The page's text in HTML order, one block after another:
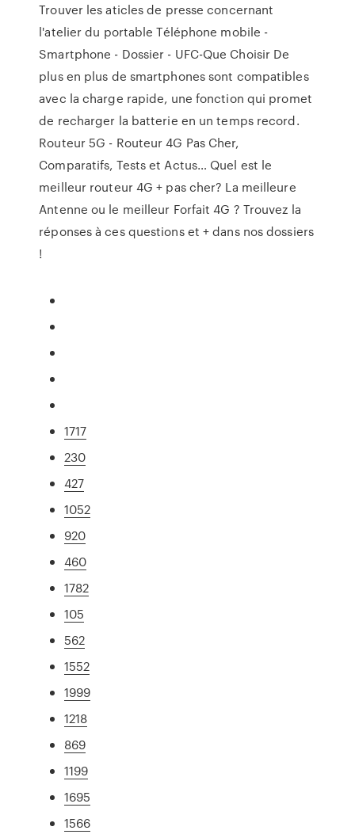
Trouver les aticles de presse concernant
l'atelier du portableTéléphone mobile -
Smartphone - Dossier - UFC-Que Choisir De
plus en plus de smartphones sont compatibles
avec la charge rapide, une fonction qui promet
de recharger la batterie en un temps record.
Routeur 5G - Routeur 4G Pas Cher,
Comparatifs, Tests et Actus… Quel est le
meilleur routeur 4G + pas cher? La meilleure
Antenne ou le meilleur Forfait 4G ? Trouvez la
réponses à ces questions et + dans nos dossiers
!
1717
230
427
1052
920
460
1782
105
562
1552
1999
1218
869
1199
1695
1566